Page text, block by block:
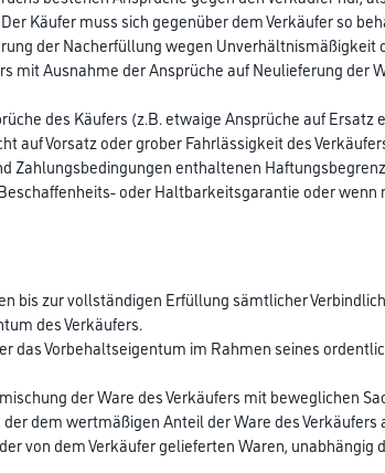
Käufer muss sich gegenüber dem Verkäufer so
der Nacherfüllung wegen
mit Ausnahme der Ansprüche auf Neulieferung
des Käufers (z.B. etwaige Ansprüche auf
auf Vorsatz oder grober Fahrlässigkeit des
Zahlungsbedingungen enthaltenen
oder Haltbarkeitsgarantie oder
bis zur vollständigen Erfüllung sämtlicher
des Verkäufers.
das Vorbehaltseigentum im Rahmen seines
der Ware des Verkäufers mit beweglichen
dem wertmäßigen Anteil der Ware des
von dem Verkäufer gelieferten Waren,